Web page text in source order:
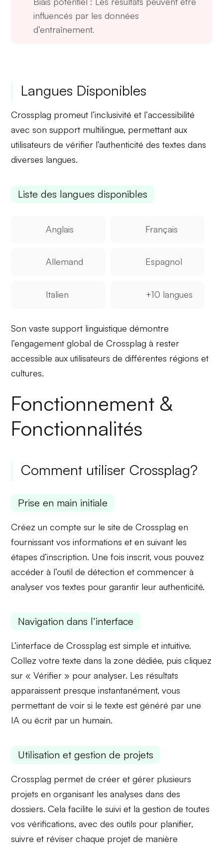
influencés par les données
d’entraînement.
Langues Disponibles
Crossplag promeut l’inclusivité et l’accessibilité
avec son support multilingue, permettant aux
utilisateurs de vérifier l’authenticité des textes dans
diverses langues.
Liste des langues disponibles
Anglais Français
Allemand Espagnol
Italien +10 langues
Son vaste support linguistique démontre
l’engagement global de Crossplag à rester
accessible aux utilisateurs de différentes régions et
cultures.
Fonctionnement &
Fonctionnalités
Comment utiliser Crossplag?
Prise en main initiale
Créez un compte sur le site de Crossplag en
fournissant vos informations et en suivant les
étapes d’inscription. Une fois inscrit, vous pouvez
accéder à l’outil de détection et commencer à
analyser vos textes pour garantir leur authenticité.
Navigation dans l’interface
L’interface de Crossplag est simple et intuitive.
Collez votre texte dans la zone dédiée, puis cliquez
sur « Vérifier » pour analyser. Les résultats
apparaissent presque instantanément, vous
permettant de voir si le texte est généré par une
IA ou écrit par un humain.
Utilisation et gestion de projets
Crossplag permet decréer et gérer plusieurs
projets en organisant les analyses dans des
dossiers. Cela facilite le suivi et la gestion de toutes
vos vérifications, avec des outils pour planifier,
suivre et réviser chaque projet de manière